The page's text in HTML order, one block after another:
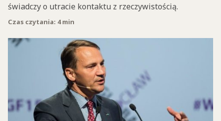
świadczy o utracie kontaktu z rzeczywistością.
Czas czytania: 4 min